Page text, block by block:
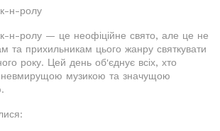
н-ролу
н-ролу — це неофіційне свято, але це не
та прихильникам цього жанру святкувати
року. Цей день об'єднує всіх, хто
музикою та значущою